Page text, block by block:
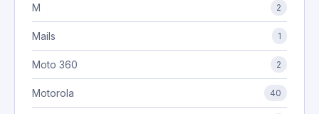
M 2
Mails 1
Moto 360 2
Motorola 40